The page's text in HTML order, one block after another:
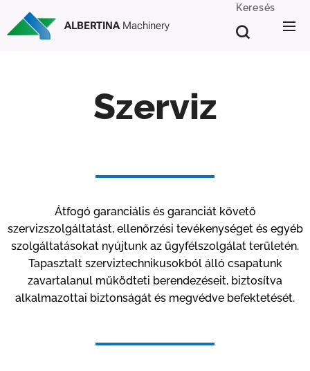
ALBERTINA Machinery
Keresés
Szerviz
Átfogó garanciális és garanciát követő
szervizszolgáltatást, ellenőrzési tevékenységet és egyéb
szolgáltatásokat nyújtunk az ügyfélszolgálat területén.
Tapasztalt szerviztechnikusokból álló csapatunk
zavartalanul működteti berendezéseit, biztosítva
alkalmazottai biztonságát és megvédve befektetését.